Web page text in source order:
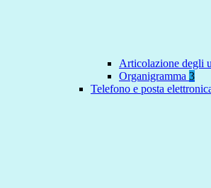
Articolazione degli
Organigramma 3
Telefono e posta